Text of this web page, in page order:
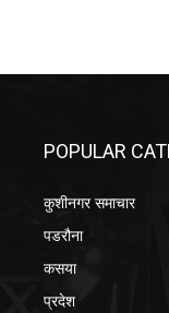
POPULAR
कुशीनगर समाचार
पडरौना
कसया
प्रदेश